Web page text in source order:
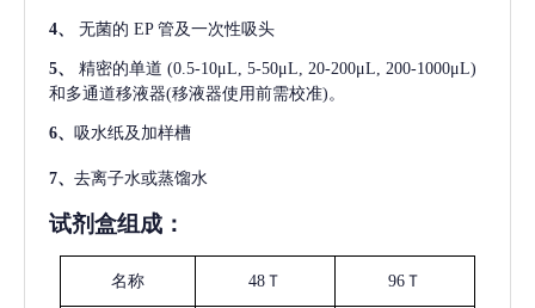
4、 无菌的 EP 管及一次性吸头
5、 精密的单道 (0.5-10μL, 5-50μL, 20-200μL, 200-1000μL)
和多通道移液器(移液器使用前需校准)。
6、 吸水纸及加样槽
7、 去离子水或蒸馏水
试剂盒组成：
名称 48Ｔ 96Ｔ